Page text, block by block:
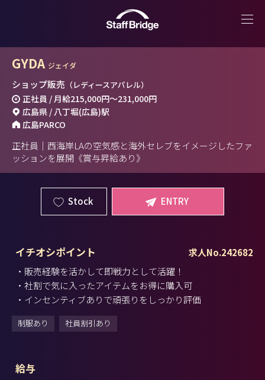
GYDA ジェイダ
ショップ販売 （レディースアパレル）
正社員 / 月給215,000円～231,000円
広島県 / 八丁堀(広島)駅
広島PARCO
正社員｜西海岸LAの空気感と海外セレブをイメージしたファ
ッションを展開《賞与昇給あり》
Stock ENTRY
求人No.242682
イチオシポイント
・販売経験を活かして即戦力として活躍！
・社割で気に入ったアイテムをお得に購入可
・インセンティブありで頑張りをしっかり評価
制服あり 社員割引あり
給与